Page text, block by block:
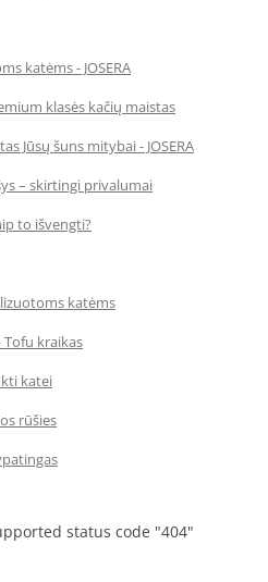
katėms - JOSERA
klasės kačių maistas
Jūsų šuns mitybai - JOSERA
– skirtingi privalumai
to išvengti?
katėms
kraikas
katei
rūšies
status code "404"